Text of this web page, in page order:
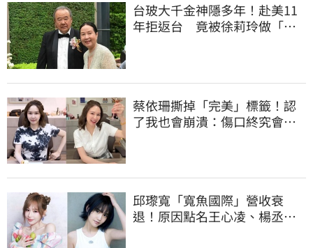
台玻大千金神隱多年！赴美11
年拒返台 竟被徐莉玲做「這
蔡依珊撕掉「完美」標籤！認
了我也會崩潰：傷口終究會癒
邱瓈寬「寬魚國際」營收衰
退！原因點名王心凌、楊丞琳